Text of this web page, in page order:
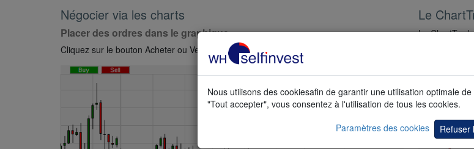
Négocier via les charts
Placer des ordres dans le graphique
Cliquez sur le bouton Acheter ou Vendre situé directement dans chaque graphique.
Le
Le
placer des
Nous utilisons des cookiesafin de garantir une utilisation optimale
"Tout accepter", vous consentez à l'utilisation de tous les cookies.
Paramètres des cookies
Refuser